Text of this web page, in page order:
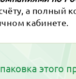
а полный
кабинете.
этого